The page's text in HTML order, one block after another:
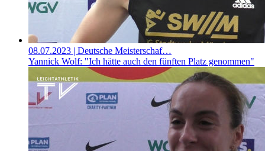
08.07.2023 | Deutsche Meisterschaf…
Yannick Wolf: "Ich hätte auch den fünften Platz genommen"